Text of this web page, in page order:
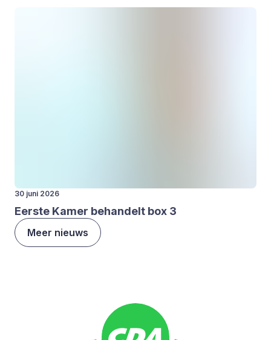
30 juni 2026
Eer­ste Kamer behan­delt box 3
Meer nieuws